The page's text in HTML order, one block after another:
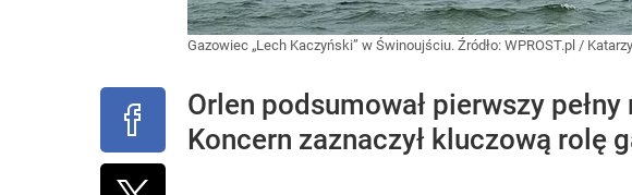
Gazowiec „Lech Kaczyński” w Świnoujściu. Źródło: WPROST.pl /
Orlen podsumował pierwszy
Koncern zaznaczył kluczową rolę